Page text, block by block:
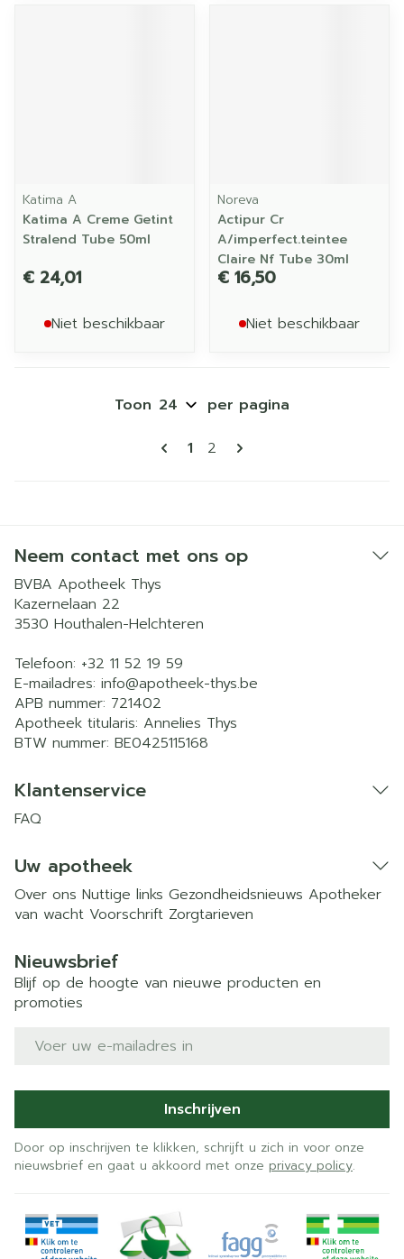
Katima A
Katima A Creme Getint
Stralend Tube 50ml
€ 24,01
Niet beschikbaar
Noreva
Actipur Cr
A/imperfect.teintee
Claire Nf Tube 30ml
€ 16,50
Niet beschikbaar
Pagina's
U lees momenteel pagina
1 Pagina
2
Toon per pagina
Neem contact met ons op
BVBA Apotheek Thys
Kazernelaan 22
3530 Houthalen-Helchteren
Telefoon: +32 11 52 19 59
E-mailadres: info@apotheek-thys.be
APB nummer: 721402
Apotheek titularis: Annelies Thys
BTW nummer: BE0425115168
Klantenservice
FAQ
Uw apotheek
Over ons Nuttige links Gezondheidsnieuws Apotheker
van wacht Voorschrift Zorgtarieven
Nieuwsbrief
Blijf op de hoogte van nieuwe producten en
promoties
E-mail adres
Inschrijven
Door op inschrijven te klikken, schrijft u zich in voor onze
nieuwsbrief en gaat u akkoord met onze privacy policy.